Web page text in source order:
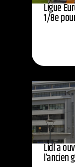
Ligue
1/8e
Lidl a
l’ancien